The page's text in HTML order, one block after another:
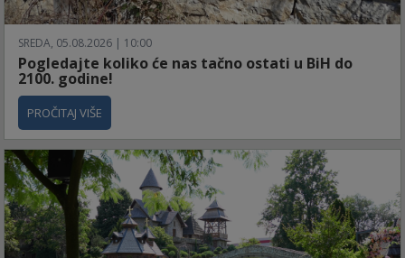
SREDA, 05.08.2026 | 10:00
Pogledajte koliko će nas tačno ostati u BiH do
2100. godine!
PROČITAJ VIŠE